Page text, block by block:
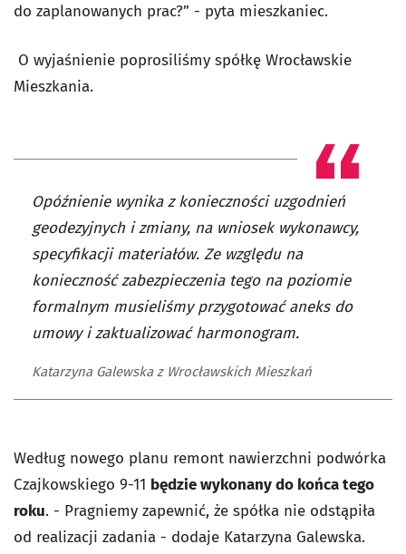
do zaplanowanych prac?” - pyta mieszkaniec.
O wyjaśnienie poprosiliśmy spółkę Wrocławskie
Mieszkania.
Opóźnienie wynika z konieczności uzgodnień
geodezyjnych i zmiany, na wniosek wykonawcy,
specyfikacji materiałów. Ze względu na
konieczność zabezpieczenia tego na poziomie
formalnym musieliśmy przygotować aneks do
umowy i zaktualizować harmonogram.
Katarzyna Galewska z Wrocławskich Mieszkań
Według nowego planu remont nawierzchni podwórka
Czajkowskiego 9-11 będzie wykonany do końca tego
roku. - Pragniemy zapewnić, że spółka nie odstąpiła
od realizacji zadania - dodaje Katarzyna Galewska.